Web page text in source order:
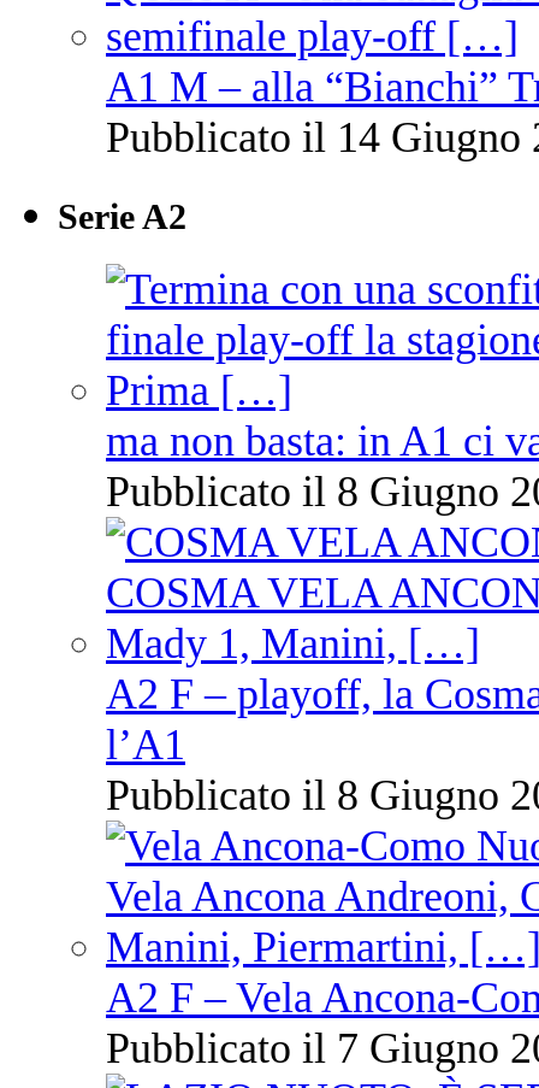
A1 M – alla “Bianchi”
Pubblicato il 14 Giugno
Serie A2
ma non basta: in A1 ci
Pubblicato il 8 Giugno
A2 F – playoff, la
l’A1
Pubblicato il 8 Giugno
A2 F – Vela Ancona-
Pubblicato il 7 Giugno